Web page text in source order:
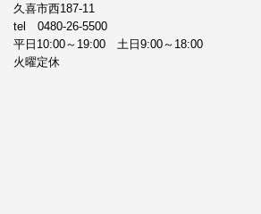
久喜市西187-11
tel 0480-26-5500
平日10:00～19:00 土日9:00～18:00
火曜定休